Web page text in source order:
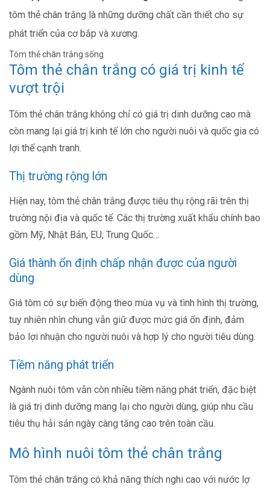
tôm thẻ chân trắng là những dưỡng chất cần thiết cho sự
phát triển của cơ bắp và xương.
Tôm thẻ chân trắng sống
Tôm thẻ chân trắng có giá trị kinh tế
vượt trội
Tôm thẻ chân trắng không chỉ có giá trị dinh dưỡng cao mà
còn mang lại giá trị kinh tế lớn cho người nuôi và quốc gia có
lợi thế cạnh tranh.
Thị trường rộng lớn
Hiện nay, tôm thẻ chân trắng được tiêu thụ rộng rãi trên thị
trường nội địa và quốc tế. Các thị trường xuất khẩu chính bao
gồm Mỹ, Nhật Bản, EU, Trung Quốc…
Giá thành ổn định chấp nhận được của người
dùng
Giá tôm có sự biến động theo mùa vụ và tình hình thị trường,
tuy nhiên nhìn chung vẫn giữ được mức giá ổn định, đảm
bảo lợi nhuận cho người nuôi và hợp lý cho người tiêu dùng.
Tiềm năng phát triển
Ngành nuôi tôm vẫn còn nhiều tiềm năng phát triển, đặc biệt
là giá trị dinh dưỡng mang lại cho người dùng, giúp nhu cầu
tiêu thụ hải sản ngày càng tăng cao trên toàn cầu.
Mô hình nuôi tôm thẻ chân trắng
Tôm thẻ chân trắng có khả năng thích nghi cao với nước lợ